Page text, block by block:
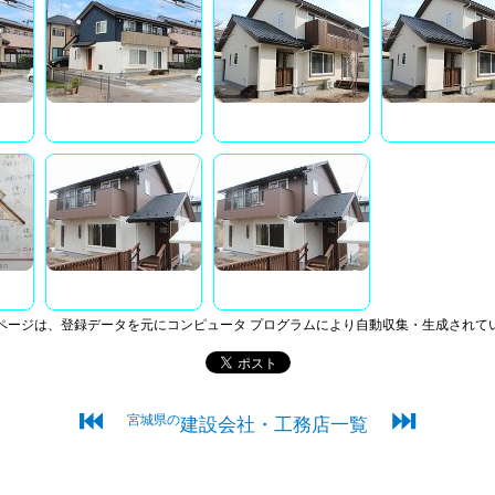
ジは、登録データを元にコンピュータ プログラムにより自動収集・生成されて
⏮ 宮城県の建設会社・工務店一覧 ⏭